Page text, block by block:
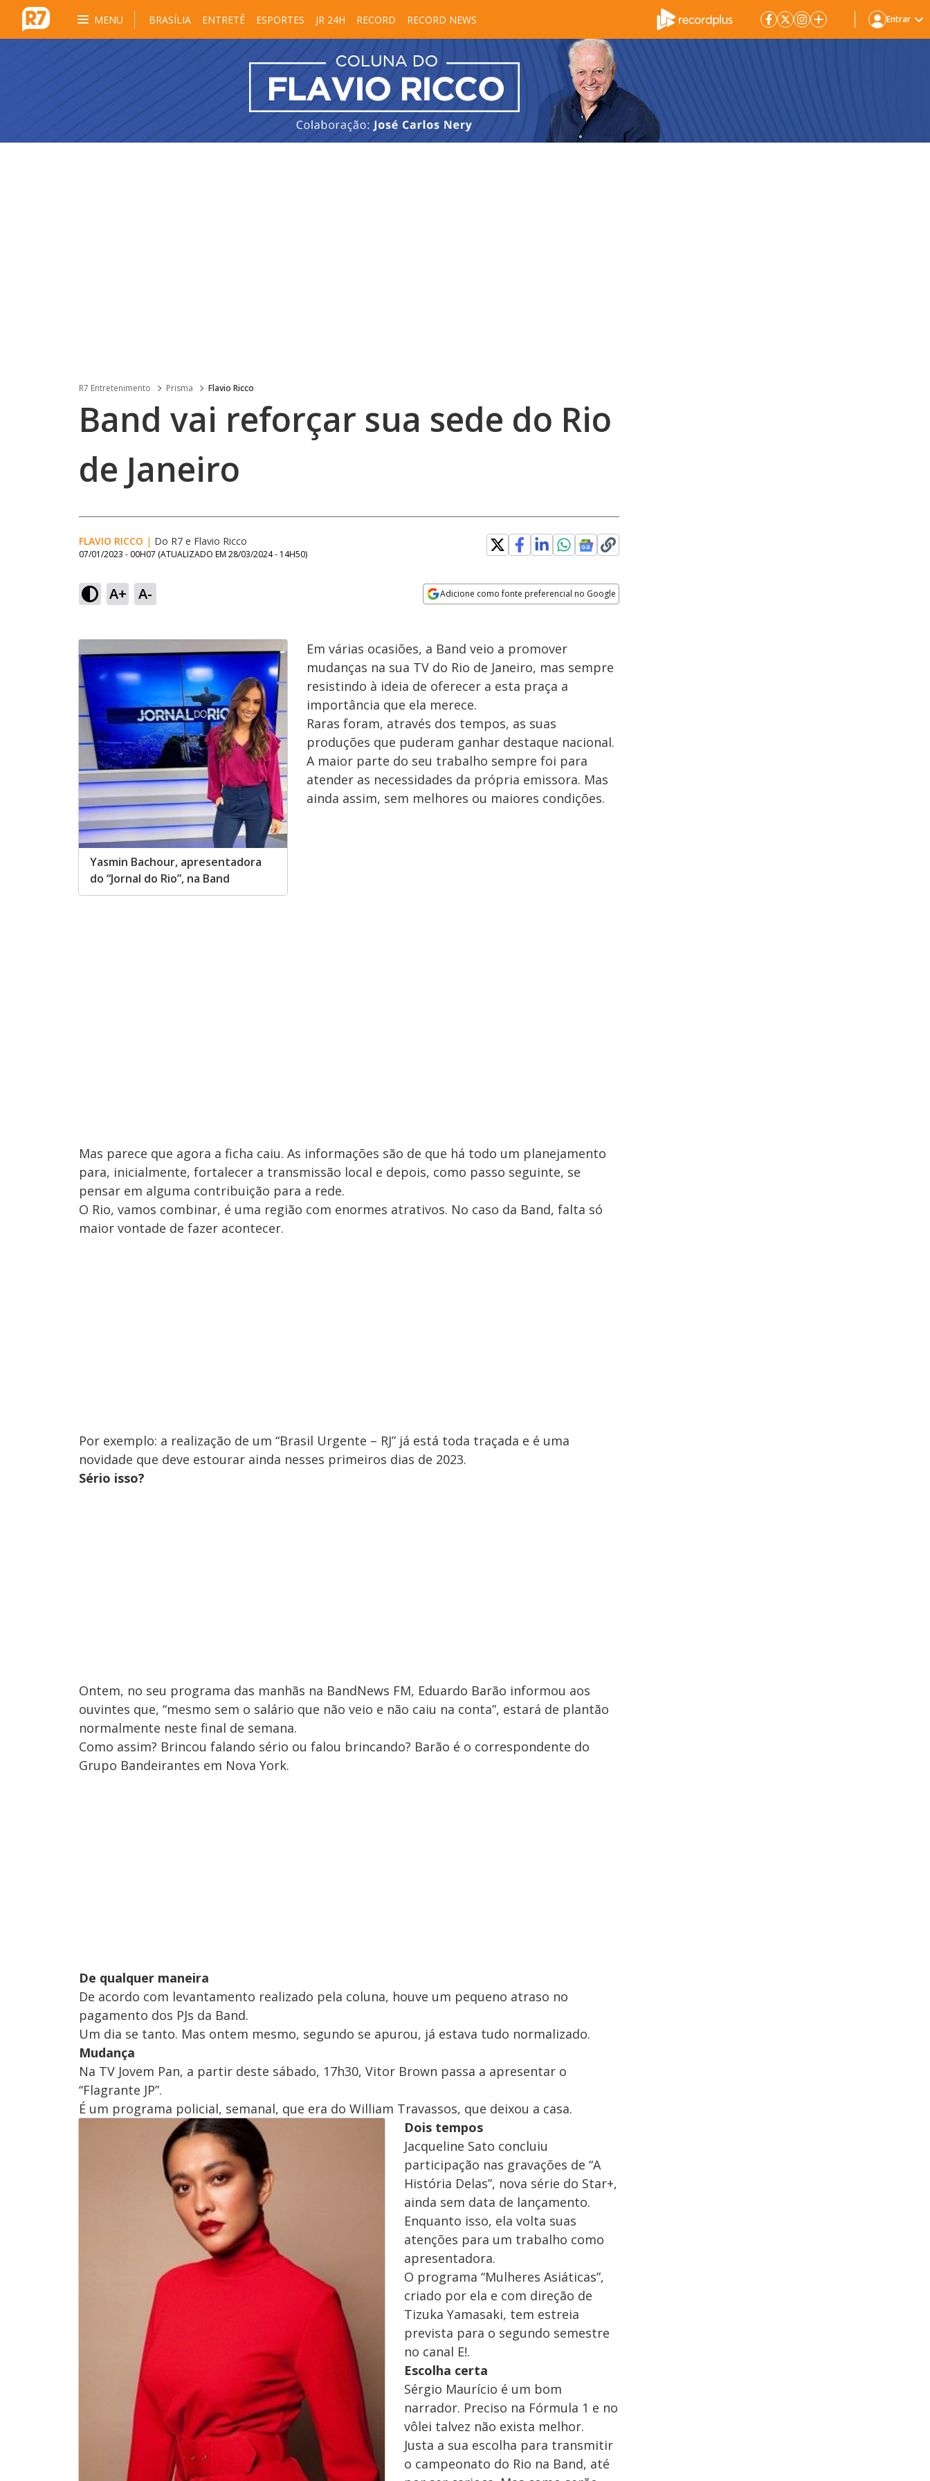
MENU BRASÍLIA ENTRETÊ ESPORTES JR 24H RECORD RECORD NEWS Entrar
R7 Entretenimento Prisma Flavio Ricco
Band vai reforçar sua sede do Rio
de Janeiro
FLAVIO RICCO | Do R7 e Flavio Ricco
07/01/2023 - 00H07 (ATUALIZADO EM 28/03/2024 - 14H50)
A+ A- Adicione como fonte preferencial no Google
Yasmin Bachour, apresentadora
do “Jornal do Rio”, na Band
Em várias ocasiões, a Band veio a promover
mudanças na sua TV do Rio de Janeiro, mas sempre
resistindo à ideia de oferecer a esta praça a
importância que ela merece.
Raras foram, através dos tempos, as suas
produções que puderam ganhar destaque nacional.
A maior parte do seu trabalho sempre foi para
atender as necessidades da própria emissora. Mas
ainda assim, sem melhores ou maiores condições.
Mas parece que agora a ficha caiu. As informações são de que há todo um planejamento
para, inicialmente, fortalecer a transmissão local e depois, como passo seguinte, se
pensar em alguma contribuição para a rede.
O Rio, vamos combinar, é uma região com enormes atrativos. No caso da Band, falta só
maior vontade de fazer acontecer.
Por exemplo: a realização de um “Brasil Urgente – RJ” já está toda traçada e é uma
novidade que deve estourar ainda nesses primeiros dias de 2023.
Sério isso?
Ontem, no seu programa das manhãs na BandNews FM, Eduardo Barão informou aos
ouvintes que, “mesmo sem o salário que não veio e não caiu na conta”, estará de plantão
normalmente neste final de semana.
Como assim? Brincou falando sério ou falou brincando? Barão é o correspondente do
Grupo Bandeirantes em Nova York.
De qualquer maneira
De acordo com levantamento realizado pela coluna, houve um pequeno atraso no
pagamento dos PJs da Band.
Um dia se tanto. Mas ontem mesmo, segundo se apurou, já estava tudo normalizado.
Mudança
Na TV Jovem Pan, a partir deste sábado, 17h30, Vitor Brown passa a apresentar o
“Flagrante JP”.
É um programa policial, semanal, que era do William Travassos, que deixou a casa.
Dois tempos
Jacqueline Sato concluiu
participação nas gravações de “A
História Delas”, nova série do Star+,
ainda sem data de lançamento.
Enquanto isso, ela volta suas
atenções para um trabalho como
apresentadora.
O programa “Mulheres Asiáticas”,
criado por ela e com direção de
Tizuka Yamasaki, tem estreia
prevista para o segundo semestre
no canal E!.
Escolha certa
Sérgio Maurício é um bom
narrador. Preciso na Fórmula 1 e no
vôlei talvez não exista melhor.
Justa a sua escolha para transmitir
o campeonato do Rio na Band, até